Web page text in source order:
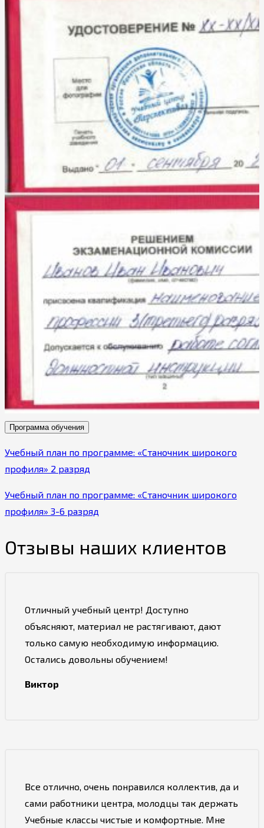
Программа обучения
Учебный план по программе: «Станочник широкого
профиля» 2 разряд
Учебный план по программе: «Станочник широкого
профиля» 3-6 разряд
Отзывы наших клиентов
Отличный учебный центр! Доступно
объясняют, материал не растягивают, дают
только самую необходимую информацию.
Остались довольны обучением!
Виктор
Все отлично, очень понравился коллектив, да и
сами работники центра, молодцы так держать
Учебные классы чистые и комфортные. Мне